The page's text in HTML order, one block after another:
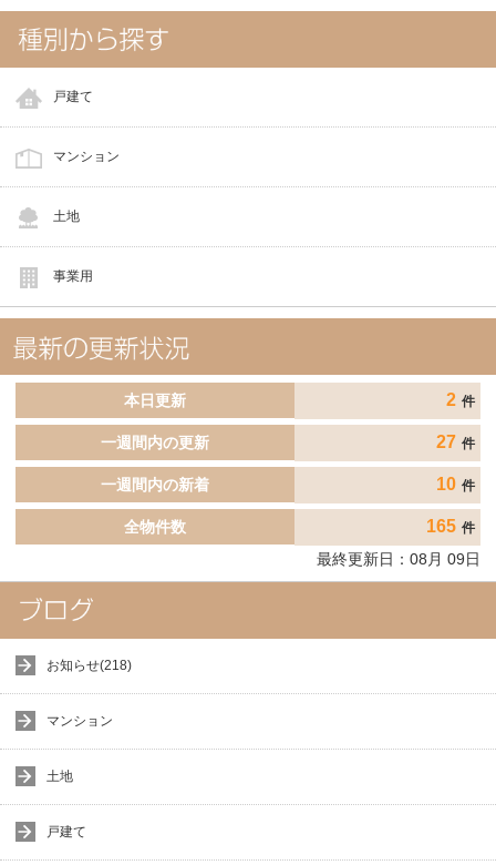
戸建て
マンション
土地
事業用
本日更新 2 件
一週間内の更新 27 件
一週間内の新着 10 件
全物件数 165 件
最終更新日： 08 月 09日
お知らせ(218)
マンション
土地
戸建て